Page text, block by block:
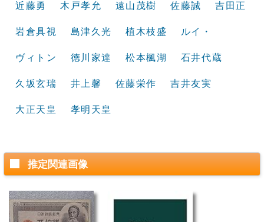
近藤勇 木戸孝允 遠山茂樹 佐藤誠 吉田正
岩倉具視 島津久光 植木枝盛 ルイ・
ヴィトン 徳川家達 松本楓湖 石井代蔵
久坂玄瑞 井上馨 佐藤栄作 吉井友実
大正天皇 孝明天皇
推定関連画像